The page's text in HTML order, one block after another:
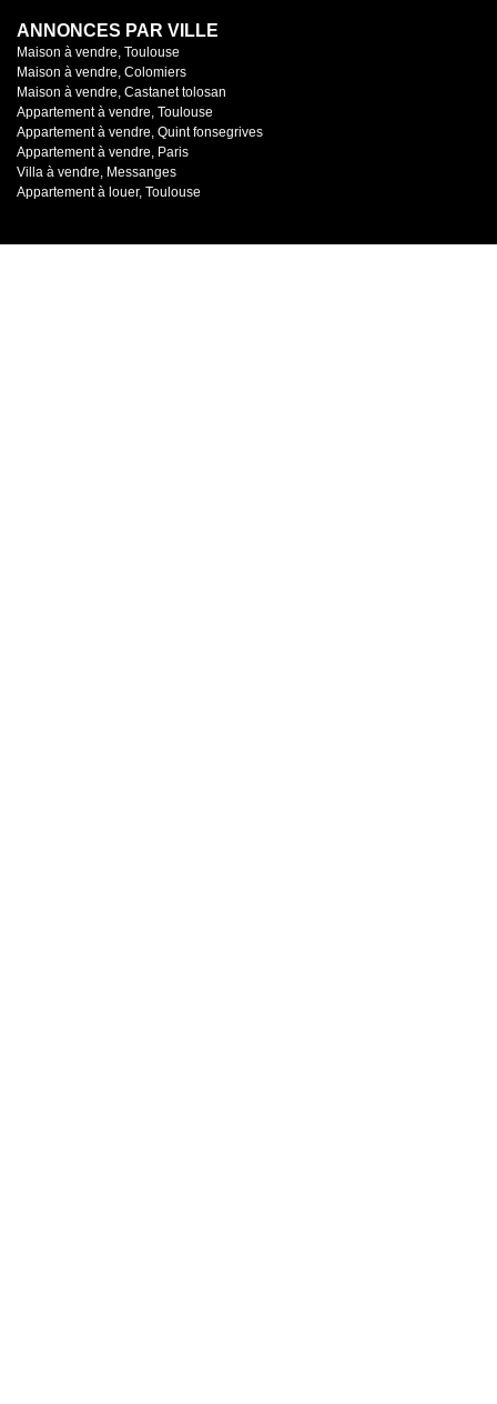
ANNONCES PAR VILLE
Maison à vendre, Toulouse
Maison à vendre, Colomiers
Maison à vendre, Castanet tolosan
Appartement à vendre, Toulouse
Appartement à vendre, Quint fonsegrives
Appartement à vendre, Paris
Villa à vendre, Messanges
Appartement à louer, Toulouse